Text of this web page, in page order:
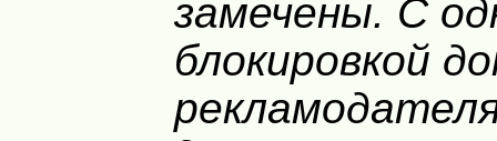
замечены. С
блокировкой